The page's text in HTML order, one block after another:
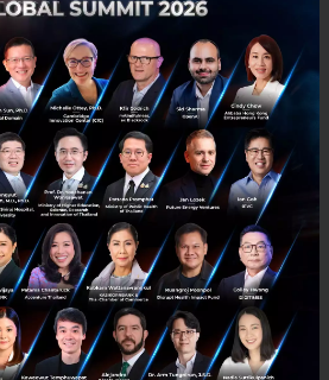
สามารถติดตามราย
http://dldtelaviv.com
งเป็นหนึ่งใน Speaker ของงาน
น Panel Discussion กับคุณกรณ์ จา
Startups can improve the
Country" ซึ่งประเทศอิสราเอล
นใจมากในเรื่องของการขับเคลื่อน
Women Entrepreneur